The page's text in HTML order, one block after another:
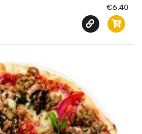
€6.40